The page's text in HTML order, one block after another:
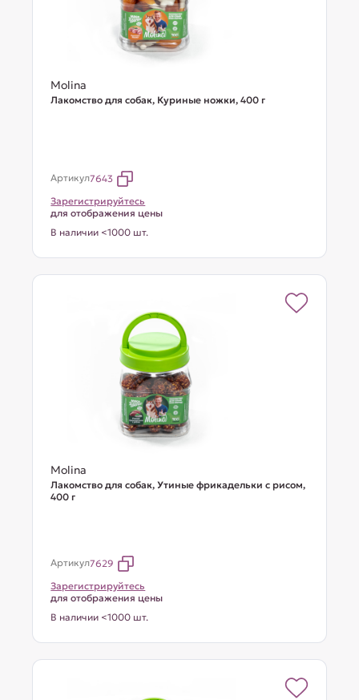
Molina
Лакомство для собак, Куриные ножки, 400 г
Артикул7643
Зарегистрируйтесь
для отображения цены
В наличии <1000 шт.
Molina
Лакомство для собак, Утиные фрикадельки с рисом,
400 г
Артикул7629
Зарегистрируйтесь
для отображения цены
В наличии <1000 шт.